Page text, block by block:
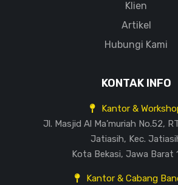
Klien
Artikel
Hubungi Kami
KONTAK INFO
Kantor &
Jl. Masjid Al Ma’muriah No.52,
Jatiasih, Kec.
Kota Bekasi, Jawa Barat
Kantor & Cabang